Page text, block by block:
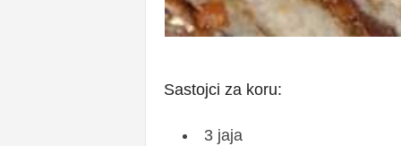
Sastojci za koru:
3 jaja